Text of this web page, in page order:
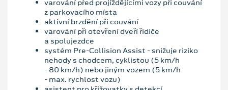
varování před projíždějícími vozy při couvání
z parkovacího místa
aktivní brzdění při couvání
varování při otevření dveří řidiče
a spolujezdce
systém Pre-Collision Assist - snižuje riziko
nehody s chodcem, cyklistou (5 km/h
- 80 km/h) nebo jiným vozem (5 km/h
- max. rychlost vozu)